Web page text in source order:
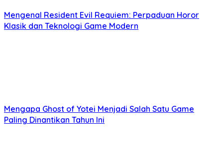
Mengenal Resident Evil Requiem: Perpaduan Horor
Klasik dan Teknologi Game Modern
Mengapa Ghost of Yotei Menjadi Salah Satu Game
Paling Dinantikan Tahun Ini